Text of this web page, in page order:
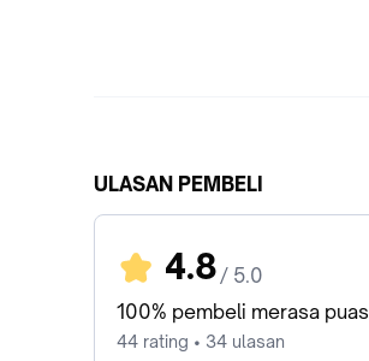
ULASAN PEMBELI
4.8 / 5.0
100% pembeli merasa puas
44 rating • 34 ulasan